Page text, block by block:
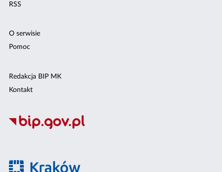
RSS
O serwisie
Pomoc
Redakcja BIP MK
Kontakt